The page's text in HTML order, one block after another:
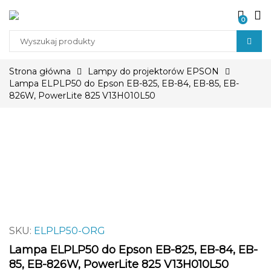
0
o
d
h
Strona główna
Lampy do projektorów EPSON
Lampa ELPLP50 do Epson EB-825, EB-84, EB-85, EB-
826W, PowerLite 825 V13H010L50
SKU: ELPLP50-ORG
Lampa ELPLP50 do Epson EB-825, EB-84, EB-
85, EB-826W, PowerLite 825 V13H010L50